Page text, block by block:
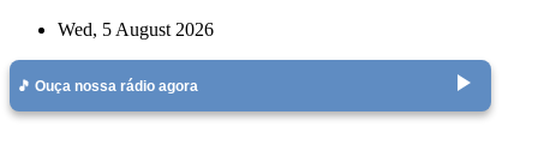
Skip
content
Wed, 5 August 2026
🎵 Ouça nossa rádio agora play_arrow